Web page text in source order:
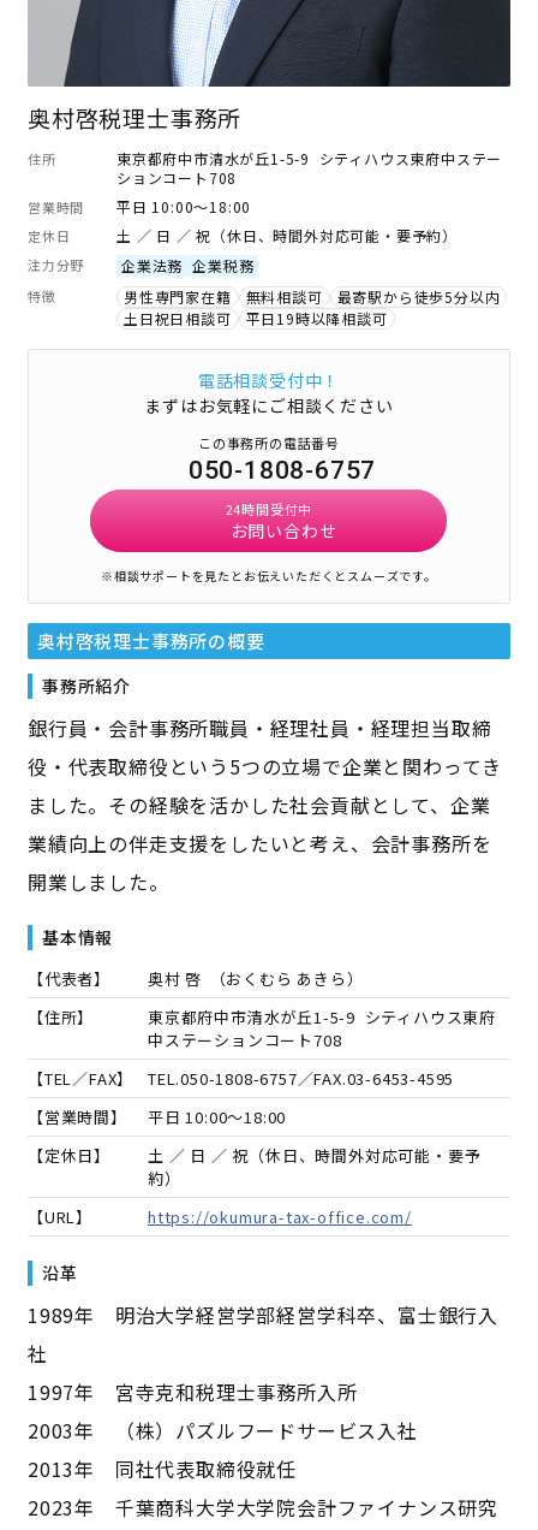
奥村啓税理士事務所
住所
東京都府中市清水が丘1-5-9 シティハウス東府中ステー
ションコート708
営業時間 平日 10:00～18:00
定休日 土 ／ 日 ／ 祝（休日、時間外対応可能・要予約）
注力分野 企業法務 企業税務
特徴 男性専門家在籍 無料相談可
最寄駅から徒歩5分以内
土日祝日相談可
平日19時以降相談可
電話相談受付中！
まずはお気軽にご相談ください
この事務所の電話番号
050-1808-6757
24時間受付中
お問い合わせ
※相談サポートを見たとお伝えいただくとスムーズです。
奥村啓税理士事務所の概要
事務所紹介
銀行員・会計事務所職員・経理社員・経理担当取締
役・代表取締役という5つの立場で企業と関わってき
ました。その経験を活かした社会貢献として、企業
業績向上の伴走支援をしたいと考え、会計事務所を
開業しました。
基本情報
【代表者】 奥村 啓 （おくむら あきら）
【住所】
東京都府中市清水が丘1-5-9 シティハウス東府
中ステーションコート708
【TEL／FAX】
TEL.050-1808-6757／FAX.03-6453-4595
【営業時間】
平日 10:00～18:00
【定休日】
土 ／ 日 ／ 祝（休日、時間外対応可能・要予
約）
【URL】
https://okumura-tax-office.com/
沿革
1989年 明治大学経営学部経営学科卒、富士銀行入
社
1997年 宮寺克和税理士事務所入所
2003年 （株）パズルフードサービス入社
2013年 同社代表取締役就任
2023年 千葉商科大学大学院会計ファイナンス研究